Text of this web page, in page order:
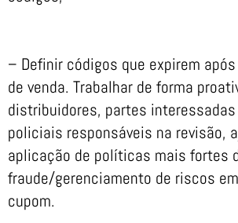
– Definir códigos que expirem
de venda. Trabalhar de forma
distribuidores, partes
policiais responsáveis ​​na revisão,
aplicação de políticas mais fortes
fraude/gerenciamento de riscos
cupom.